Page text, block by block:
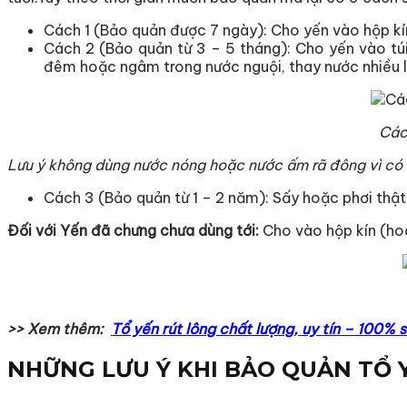
Cách 1 (Bảo quản được 7 ngày): Cho yến vào hộp
Cách 2 (Bảo quản từ 3 – 5 tháng): Cho yến vào
đêm hoặc ngâm trong nước nguội, thay nước nhiều
Lưu ý không dùng nước nóng hoặc nước ấm rã đông vì
Cách 3 (Bảo quản từ 1 – 2 năm): Sấy hoặc phơi
Đối với Yến đã chưng chưa dùng tới: Cho vào hộp kín
>> Xem thêm: Tổ yến rút lông chất lượng, uy tín – 100%
NHỮNG LƯU Ý KHI BẢO QUẢN TỔ